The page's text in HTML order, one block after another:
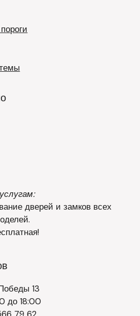
дверей и замков всех
13
до 18:00